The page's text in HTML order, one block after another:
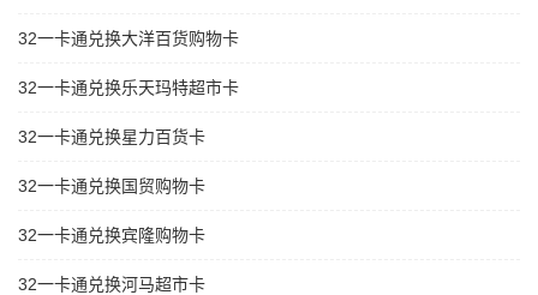
32一卡通兑换大洋百货购物卡
32一卡通兑换乐天玛特超市卡
32一卡通兑换星力百货卡
32一卡通兑换国贸购物卡
32一卡通兑换宾隆购物卡
32一卡通兑换河马超市卡